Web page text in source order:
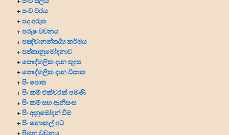
+පංච වරය
+පද අරුත
+පරුෂ වචනය
+පඤ්චානන්තර්‍ය්‍ය කර්මය
+පත්තානුමෝදනාව
+පෞද්ගලික දානතුදුස
+පෞද්ගලික දාන විපාක
+පිං පොත
+පිං කම් එක්වරක් පමණි
+පිං කම් සහ ආනිසංස
+පිං අනුමෝදන් වීම
+පිං නොකල් අට
+පිශුන වචනය